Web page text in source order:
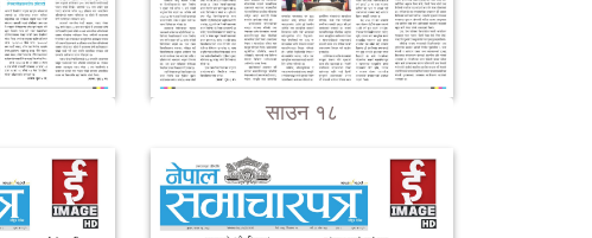
साउन १८